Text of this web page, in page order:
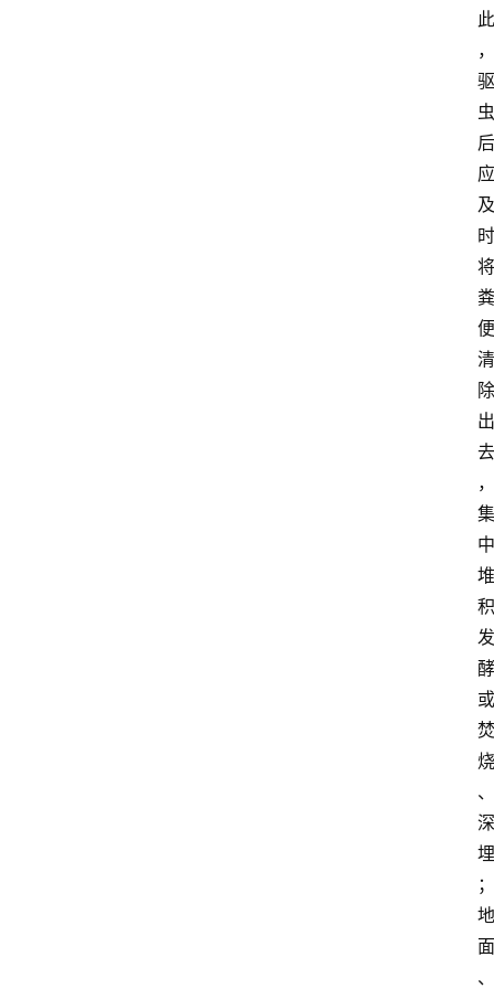
此
，
驱
虫
后
应
及
时
将
粪
便
清
除
出
去
，
集
中
堆
积
发
酵
或
焚
烧
、
深
埋
；
地
面
、